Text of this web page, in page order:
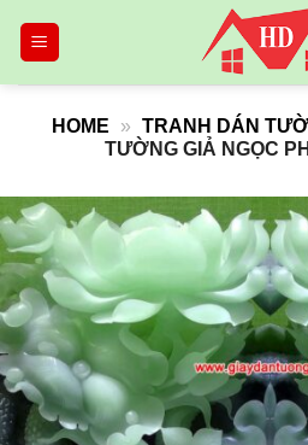
HOME » TRANH DÁN
TƯỜNG GIẢ NGỌC